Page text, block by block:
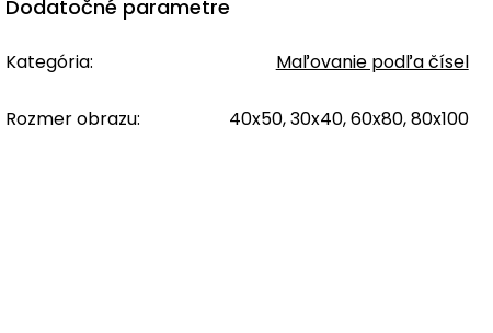
Dodatočné parametre
Kategória: Maľovanie podľa čísel
Rozmer obrazu: 40x50, 30x40, 60x80, 80x100